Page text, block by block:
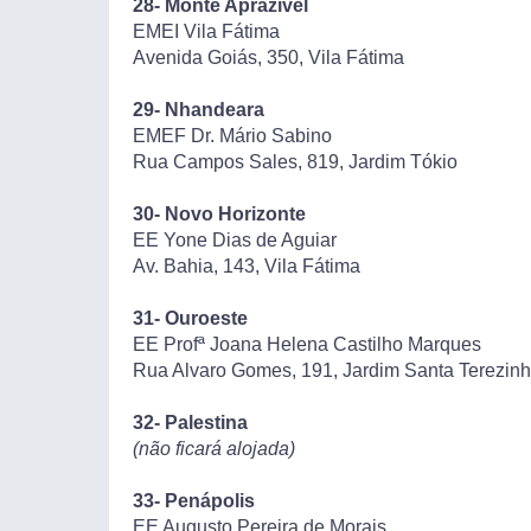
28- Monte Aprazível
EMEI Vila Fátima
Avenida Goiás, 350, Vila Fátima
29- Nhandeara
EMEF Dr. Mário Sabino
Rua Campos Sales, 819, Jardim Tókio
30- Novo Horizonte
EE Yone Dias de Aguiar
Av. Bahia, 143, Vila Fátima
31- Ouroeste
EE Profª Joana Helena Castilho Marques
Rua Alvaro Gomes, 191, Jardim Santa
32- Palestina
(não ficará alojada)
33- Penápolis
EE Augusto Pereira de Morais